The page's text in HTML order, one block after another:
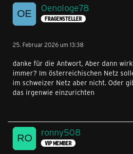
Oenologe78
FRAGENSTELLER
25. Februar 2026 um 13:38
danke für die Antwort, Aber dann
immer? Im österreichischen Netz
im schweizer Netz aber nicht. Oder
das irgenwie einzurichten
ronny508
VIP MEMBER